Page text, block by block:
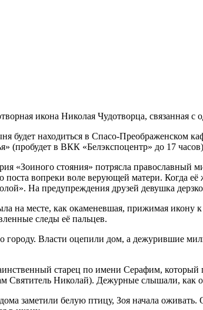
икона Николая Чудотворца,
будет находиться в Спасо-
(пробудет в ВКК «Белэкспоцентр» до 17
«Зоиного стояния» потрясла
поста вопреки воле верующей матери. Когда
На предупреждения друзей девушка
на месте, как окаменевшая, прижимая икону
следы её пальцев.
городу. Власти оцепили дом, а дежурившие
старец по имени Серафим, который
Святитель Николай). Дежурные слышали, как
заметили белую птицу, Зоя начала